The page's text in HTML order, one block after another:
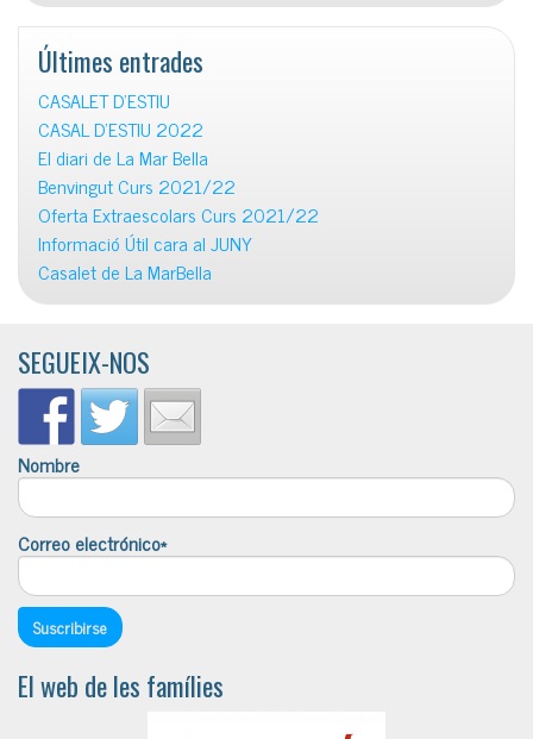
Últimes entrades
CASALET D’ESTIU
CASAL D’ESTIU 2022
El diari de La Mar Bella
Benvingut Curs 2021/22
Oferta Extraescolars Curs 2021/22
Informació Útil cara al JUNY
Casalet de La MarBella
SEGUEIX-NOS
Nombre
Correo electrónico*
El web de les famílies